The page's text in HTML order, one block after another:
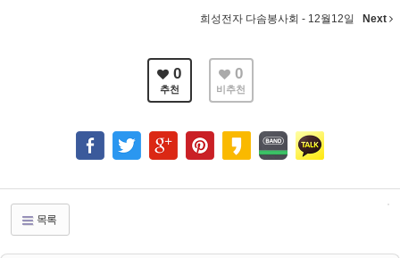
희성전자 다솜봉사회 - 12월12일 Next
0
추천
0
비추천
목록